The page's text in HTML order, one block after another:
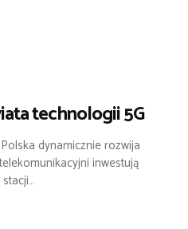
technologii 5G
dynamicznie rozwija
inwestują